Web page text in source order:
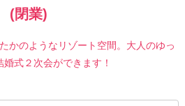
(閉業)
かのようなリゾート空間。大人のゆっ
婚式２次会ができます！